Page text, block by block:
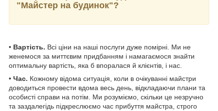
"Майстер на будинок"?
• Вартість. Всі ціни на наші послуги дуже помірні. Ми не
женемося за миттєвим придбанням і намагаємося знайти
оптимальну вартість, яка б впоралася й клієнтів, і нас.
• Час. Кожному відома ситуація, коли в очікуванні майстри
доводиться провести вдома весь день, відкладаючи плани та
особисті справи на потім. Ми розуміємо, скільки це незручно
та заздалегідь підкреслюємо час прибуття майстра, строго